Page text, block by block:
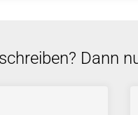
Dann